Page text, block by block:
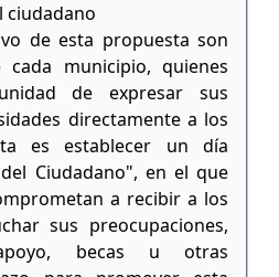
ciudadano
de esta propuesta son
municipio, quienes
de expresar sus
directamente a los
es establecer un día
Ciudadano", en el que
a recibir a los
sus preocupaciones,
becas u otras